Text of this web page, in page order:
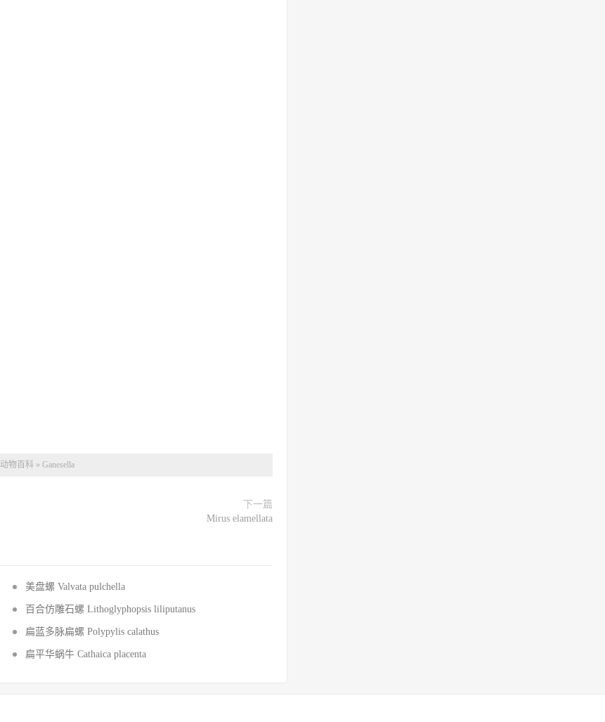
动物百科 » Ganesella
下一篇
Mirus elamellata
美盘螺 Valvata pulchella
百合仿雕石螺 Lithoglyphopsis liliputanus
扁蓝多脉扁螺 Polypylis calathus
扁平华蜗牛 Cathaica placenta